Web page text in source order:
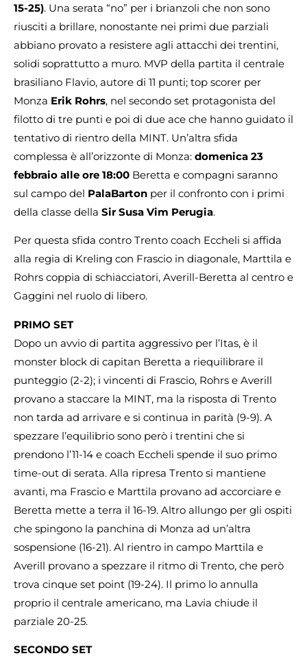
15-25). Una serata “no” per i brianzoli che non sono
riusciti a brillare, nonostante nei primi due parziali
abbiano provato a resistere agli attacchi dei trentini,
solidi soprattutto a muro. MVP della partita il centrale
brasiliano Flavio, autore di 11 punti; top scorer per
Monza Erik Rohrs, nel secondo set protagonista del
filotto di tre punti e poi di due ace che hanno guidato il
tentativo di rientro della MINT. Un’altra sfida
complessa è all’orizzonte di Monza: domenica 23
febbraio alle ore 18:00 Beretta e compagni saranno
sul campo del PalaBarton per il confronto con i primi
della classe della Sir Susa Vim Perugia.
Per questa sfida contro Trento coach Eccheli si affida
alla regia di Kreling con Frascio in diagonale, Marttila e
Rohrs coppia di schiacciatori, Averill-Beretta al centro e
Gaggini nel ruolo di libero.
PRIMO SET
Dopo un avvio di partita aggressivo per l’Itas, è il
monster block di capitan Beretta a riequilibrare il
punteggio (2-2); i vincenti di Frascio, Rohrs e Averill
provano a staccare la MINT, ma la risposta di Trento
non tarda ad arrivare e si continua in parità (9-9). A
spezzare l’equilibrio sono però i trentini che si
prendono l’11-14 e coach Eccheli spende il suo primo
time-out di serata. Alla ripresa Trento si mantiene
avanti, ma Frascio e Marttila provano ad accorciare e
Beretta mette a terra il 16-19. Altro allungo per gli ospiti
che spingono la panchina di Monza ad un’altra
sospensione (16-21). Al rientro in campo Marttila e
Averill provano a spezzare il ritmo di Trento, che però
trova cinque set point (19-24). Il primo lo annulla
proprio il centrale americano, ma Lavia chiude il
parziale 20-25.
SECONDO SET